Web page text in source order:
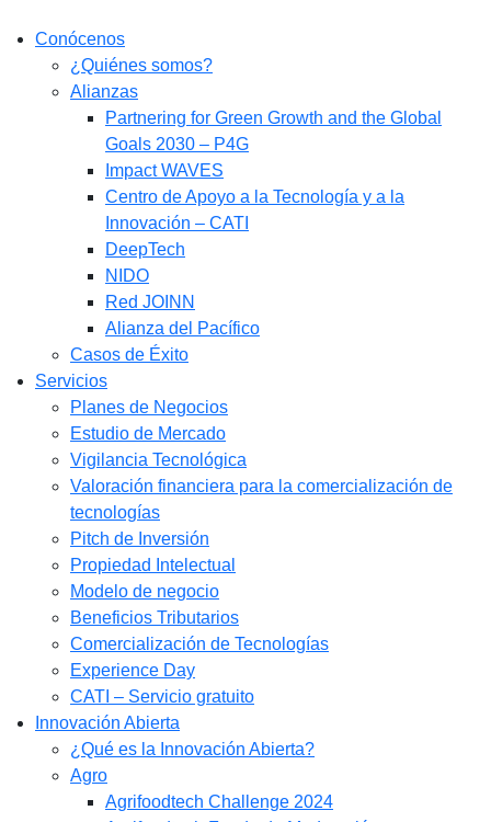
Conócenos
¿Quiénes somos?
Alianzas
Partnering for Green Growth and the Global
Goals 2030 – P4G
Impact WAVES
Centro de Apoyo a la Tecnología y a la
Innovación – CATI
DeepTech
NIDO
Red JOINN
Alianza del Pacífico
Casos de Éxito
Servicios
Planes de Negocios
Estudio de Mercado​
Vigilancia Tecnológica
Valoración financiera para la comercialización de
tecnologías
Pitch de Inversión
Propiedad Intelectual
Modelo de negocio
Beneficios Tributarios
Comercialización de Tecnologías
Experience Day
CATI – Servicio gratuito
Innovación Abierta
¿Qué es la Innovación Abierta?
Agro
Agrifoodtech Challenge 2024